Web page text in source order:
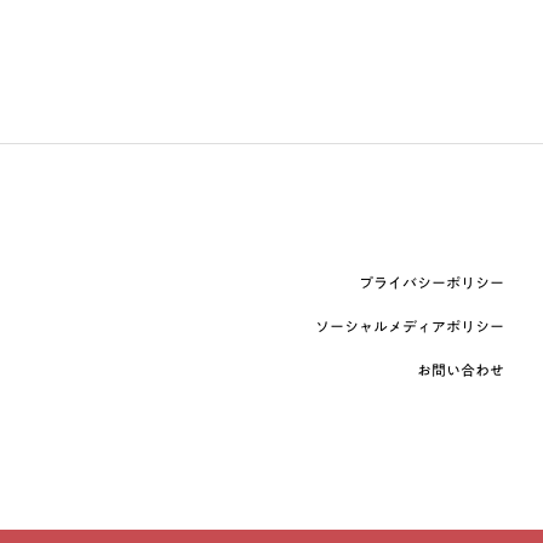
プライバシーポリシー
ソーシャルメディアポリシー
お問い合わせ